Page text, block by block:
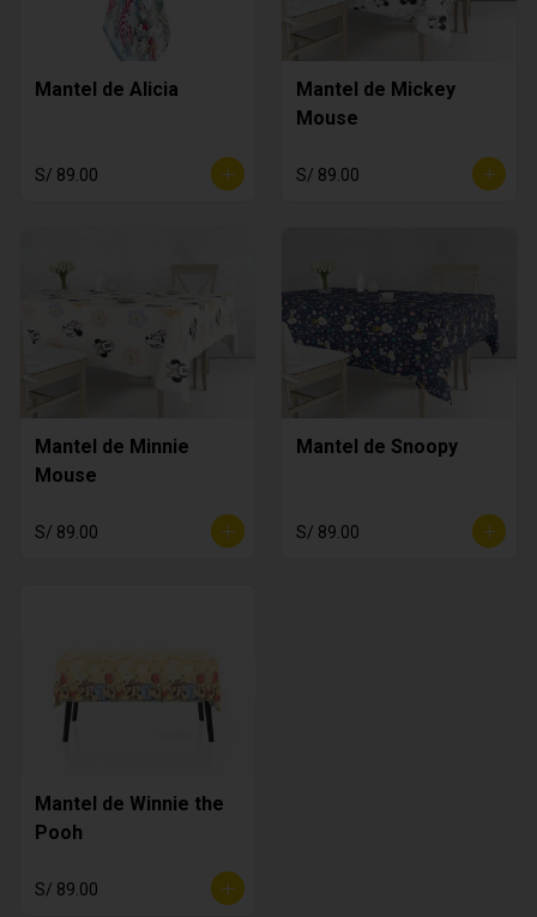
Mantel de Alicia
S/ 89.00
Mantel de Mickey
Mouse
S/ 89.00
Mantel de Minnie
Mouse
S/ 89.00
Mantel de Snoopy
S/ 89.00
Mantel de Winnie the
Pooh
S/ 89.00